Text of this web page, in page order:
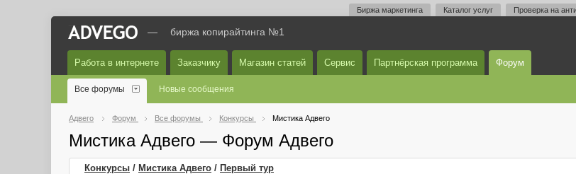
Биржа маркетинга Каталог услуг Проверка на
— биржа копирайтинга №1
Работа в интернете Заказчику Магазин статей Сервис Партнёрская программа Форум
Все форумы Новые сообщения
Адвего Форум Все форумы Конкурсы Мистика Адвего
Мистика Адвего — Форум Адвего
Конкурсы / Мистика Адвего / Первый тур